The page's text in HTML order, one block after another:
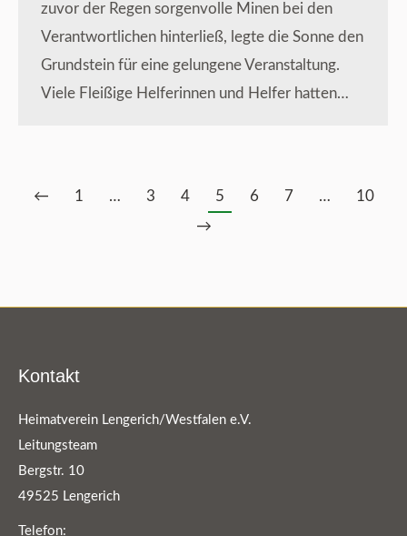
zuvor der Regen sorgenvolle Minen bei den
Verantwortlichen hinterließ, legte die Sonne den
Grundstein für eine gelungene Veranstaltung.
Viele Fleißige Helferinnen und Helfer hatten…
← 1 … 3 4 5 6 7 …
10
→
Kontakt
Heimatverein Lengerich/Westfalen e.V.
Leitungsteam
Bergstr. 10
49525 Lengerich
Telefon: